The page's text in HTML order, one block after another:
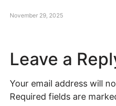
November 29, 2025
Leave a
Your email address will
Required fields are